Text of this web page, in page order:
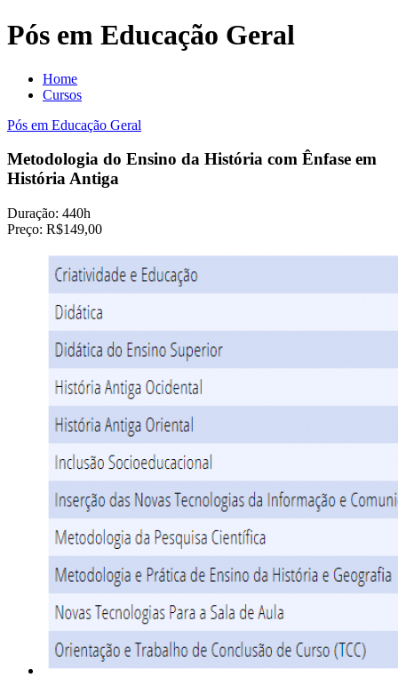
Pós em Educação Geral
Home
Cursos
Pós em Educação Geral
Metodologia do Ensino da História com Ênfase em
História Antiga
Duração: 440h
Preço: R$149,00